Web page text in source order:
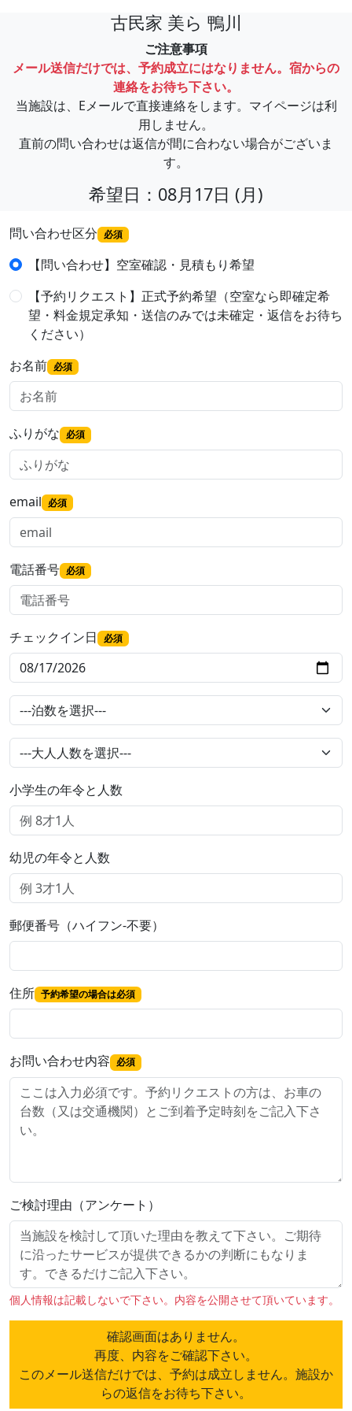
古民家 美ら 鴨川
ご注意事項
メール送信だけでは、予約成立にはなりません。宿からの
連絡をお待ち下さい。
当施設は、Eメールで直接連絡をします。マイページは利
用しません。
直前の問い合わせは返信が間に合わない場合がございま
す。
希望日：08月17日 (月)
問い合わせ区分 必須
【問い合わせ】空室確認・見積もり希望
【予約リクエスト】正式予約希望（空室なら即確定希
望・料金規定承知・送信のみでは未確定・返信をお待ち
ください）
お名前 必須
ふりがな 必須
email 必須
電話番号 必須
チェックイン日 必須
小学生の年令と人数
幼児の年令と人数
郵便番号（ハイフン-不要）
住所 予約希望の場合は必須
お問い合わせ内容 必須
ご検討理由（アンケート）
個人情報は記載しないで下さい。内容を公開させて頂いています。
確認画面はありません。
再度、内容をご確認下さい。
このメール送信だけでは、予約は成立しません。施設か
らの返信をお待ち下さい。